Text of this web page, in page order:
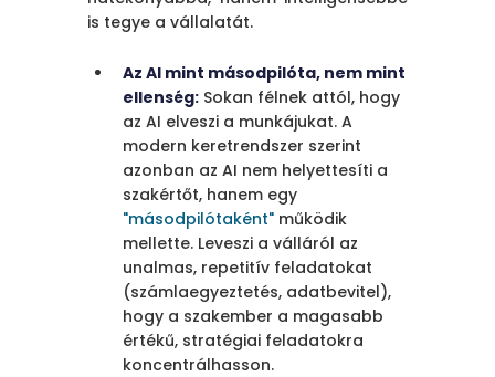
is tegye a vállalatát.
Az AI mint másodpilóta, nem mint
ellenség: Sokan félnek attól, hogy
az AI elveszi a munkájukat. A
modern keretrendszer szerint
azonban az AI nem helyettesíti a
szakértőt, hanem egy
"másodpilótaként" működik
mellette. Leveszi a válláról az
unalmas, repetitív feladatokat
(számlaegyeztetés, adatbevitel),
hogy a szakember a magasabb
értékű, stratégiai feladatokra
koncentrálhasson.